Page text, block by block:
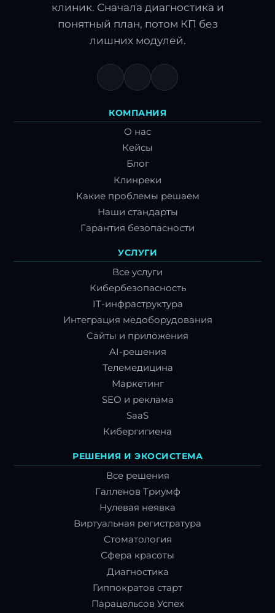
клиник. Сначала диагностика и
понятный план, потом КП без
лишних модулей.
КОМПАНИЯ
О нас
Кейсы
Блог
Клинреки
Какие проблемы решаем
Наши стандарты
Гарантия безопасности
УСЛУГИ
Все услуги
Кибербезопасность
IT-инфраструктура
Интеграция медоборудования
Сайты и приложения
AI-решения
Телемедицина
Маркетинг
SEO и реклама
SaaS
Кибергигиена
РЕШЕНИЯ И ЭКОСИСТЕМА
Все решения
Галленов Триумф
Нулевая неявка
Виртуальная регистратура
Стоматология
Сфера красоты
Диагностика
Гиппократов старт
Парацельсов Успех